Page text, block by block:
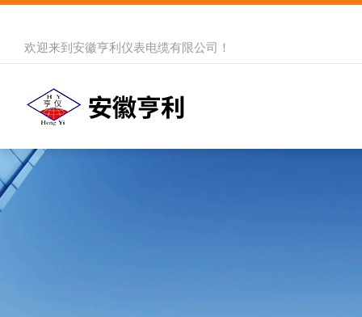
欢迎来到 安徽亨利仪表电缆有限公司 ！